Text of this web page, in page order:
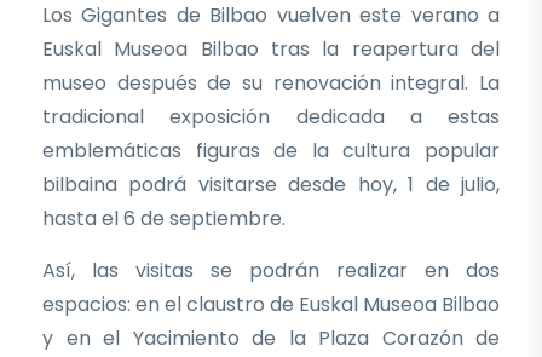
Los Gigantes de Bilbao vuelven este verano a
Euskal Museoa Bilbao tras la reapertura del
museo después de su renovación integral. La
tradicional exposición dedicada a estas
emblemáticas figuras de la cultura popular
bilbaina podrá visitarse desde hoy, 1 de julio,
hasta el 6 de septiembre.
Así, las visitas se podrán realizar en dos
espacios: en el claustro de Euskal Museoa Bilbao
y en el Yacimiento de la Plaza Corazón de